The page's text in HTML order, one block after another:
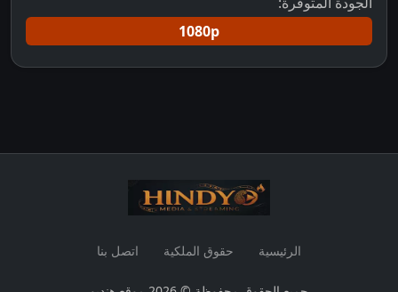
1080p
الرئيسية حقوق الملكية اتصل بنا